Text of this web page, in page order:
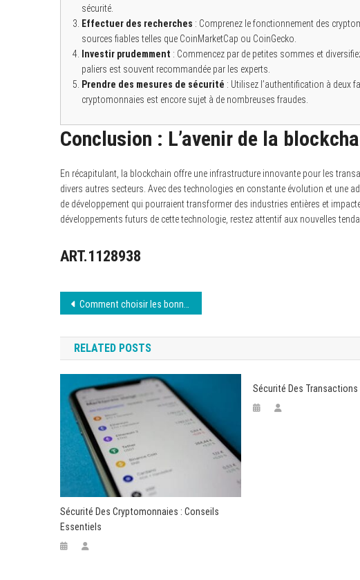
sécurité.
Effectuer des recherches : Comprenez le fonctionnement des
sources fiables telles que CoinMarketCap ou CoinGecko.
Investir prudemment : Commencez par de petites sommes et
paliers est souvent recommandée par les experts.
Prendre des mesures de sécurité : Utilisez l’authentification à deux
cryptomonnaies est encore sujet à de nombreuses fraudes.
Conclusion : L’avenir de la
En récapitulant, la blockchain offre une infrastructure innovante pour les
divers autres secteurs. Avec des technologies en constante évolution et une
de développement qui pourraient transformer des industries entières et
développements futurs de cette technologie, restez attentif aux nouvelles
ART.1128938
Navigation
de
l’article
Comment choisir les bonnes applications mobiles ?
RELATED POSTS
Sécurité Des Cryptomonnaies : Conseils
Essentiels
Sécurité Des Transactions